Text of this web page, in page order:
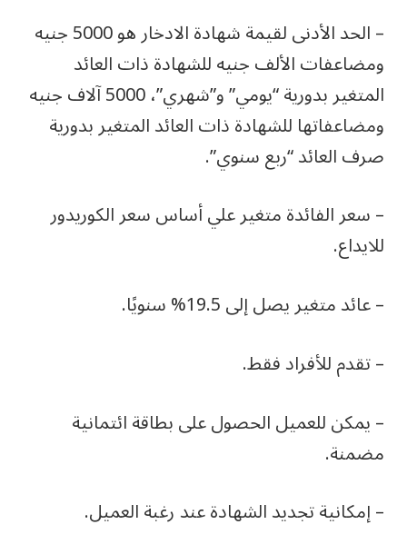
– الحد الأدنى لقيمة شهادة الادخار هو 5000 جنيه
ومضاعفات الألف جنيه للشهادة ذات العائد
المتغير بدورية “يومي” و”شهري”، 5000 آلاف جنيه
ومضاعفاتها للشهادة ذات العائد المتغير بدورية
صرف العائد “ربع سنوي”.
– سعر الفائدة متغير علي أساس سعر الكوريدور
للايداع.
– عائد متغير يصل إلى 19.5% سنويًا.
– تقدم للأفراد فقط.
– يمكن للعميل الحصول على بطاقة ائتمانية
مضمنة.
– إمكانية تجديد الشهادة عند رغبة العميل.